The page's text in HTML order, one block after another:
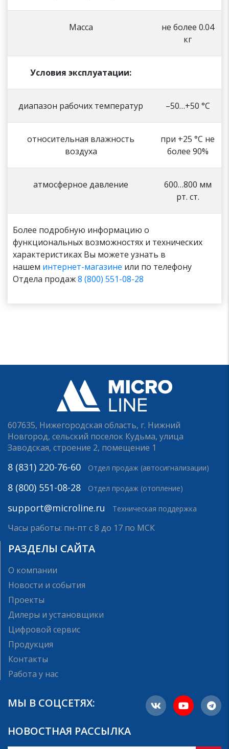
Масса
не более 0.04
кг
Условия эксплуатации:
диапазон рабочих температур –50…+50 °С
относительная влажность
воздуха
при +25 °С не
более 90%
атмосферное давление
600…800 мм
рт. ст.
Более подробную информацию о
функциональных возможностях и технических
характеристиках Вы можете узнать в
нашем интернет-магазине или по телефону
Отдела продаж8 (800) 551-08-28
607635, Нижегородская область, г. Нижний
Новгород, сельский поселок Кудьма, улица
Заводская, строение 2, помещение 1
8 (831) 220-76-60 Отдел продаж (автосигнализации)
8 (800) 551-08-28 Отдел продаж (отопление)
support@microline.ru Техническая поддержка
Часы работы: пн-пт с 8 до 17 по МСК
РАЗДЕЛЫ САЙТА
О компании
Новости и события
Проекты
Дилеры и установщики
Цифровой сервис
Продукция
Контакты
Работа у нас
МЫ В СОЦСЕТЯХ:
НОВОСТНАЯ РАССЫЛКА